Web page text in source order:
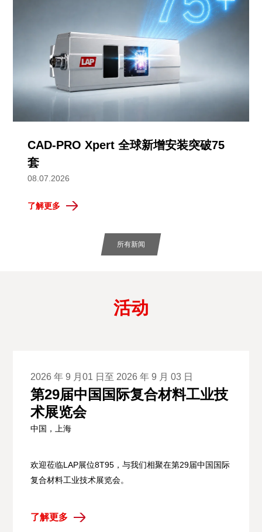
CAD-PRO Xpert 全球新增安装突破75
套
08.07.2026
了解更多
所有新闻
活动
2026 年 9 月01 日至 2026 年 9 月 03 日
第29届中国国际复合材料工业技
术展览会
中国，上海
欢迎莅临LAP展位8T95，与我们相聚在第29届中国国际
复合材料工业技术展览会。
了解更多